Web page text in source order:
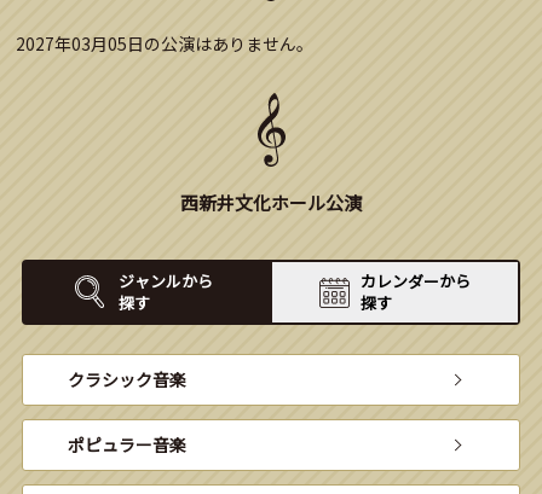
2027年03月05日の公演はありません。
西新井文化ホール公演
ジャンルから
探す
カレンダーから
探す
クラシック音楽
ポピュラー音楽